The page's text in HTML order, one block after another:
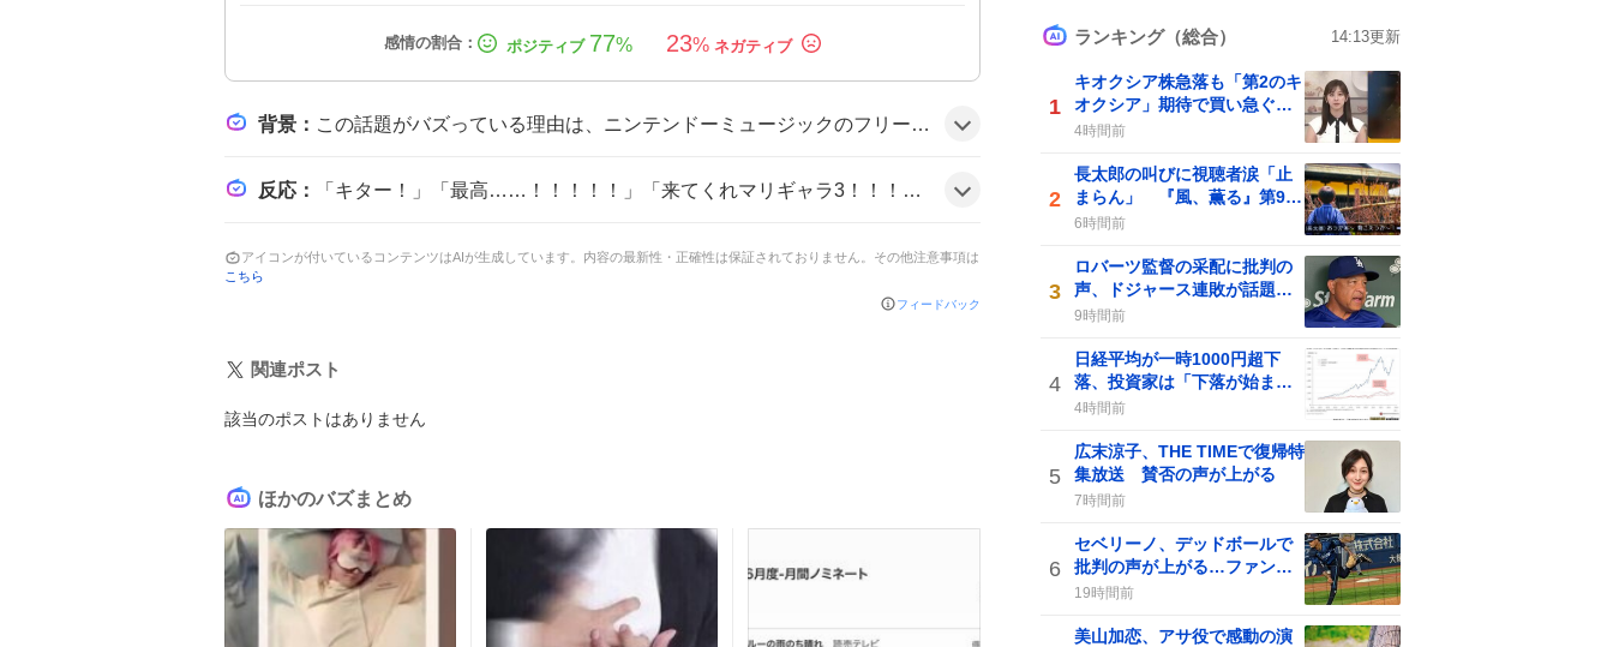
77% 23%
背景 ： この話題がバズっている理由は、ニンテンドーミュージックのフリーラン機能が限定的だった中で、スーパーマリオギャラクシーの名曲が配信されたことが、長年ファンが待ち望んでいた音楽体験を提供したと受け取られたためだ。
反応 ： 「キター！」「最高……！！！！！」「来てくれマリギャラ3！！！！」といった歓声が多数上がり、一部のユーザーからは、追加されたBGMの曲数が20曲に満たない点への指摘もあった。全体的に期待感が高まっている様子だ。
アイコンが付いているコンテンツはAIが生成しています。内容の最新性・正確性は保証されておりません。その他注意事項は
こちら
フィードバック
関連ポスト
該当のポストはありません
ほかのバズまとめ
ランキング（総合） 14:13更新
1
キオクシア株急落も「第2のキ
オクシア」期待で買い急ぐユ
ーザー続出
4時間前
2
長太郎の叫びに視聴者涙「止
まらん」 『風、薫る』第95
回で放たれた希望の声
6時間前
3
ロバーツ監督の采配に批判の
声、ドジャース連敗が話題
に ファンの反応が注目され
9時間前
4
日経平均が一時1000円超下
落、投資家は「下落が始まっ
た」と驚き
4時間前
5
広末涼子、THE TIMEで復帰特
集放送 賛否の声が上がる
7時間前
6
セベリーノ、デッドボールで
批判の声が上がる…ファンは
「ガッツポーズはやめて」
19時間前
美山加恋、アサ役で感動の演